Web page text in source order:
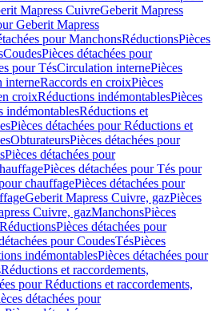
Mapress CuivreGeberit Mapress
Geberit Mapress
pour ManchonsRéductionsPièces
CoudesPièces détachées pour
pour TésCirculation internePièces
interneRaccords en croixPièces
croixRéductions indémontablesPièces
indémontablesRéductions et
Pièces détachées pour Réductions et
ObturateursPièces détachées pour
Pièces détachées pour
Pièces détachées pour Tés pour
chauffagePièces détachées pour
Geberit Mapress Cuivre, gazPièces
Cuivre, gazManchonsPièces
RéductionsPièces détachées pour
pour CoudesTésPièces
indémontablesPièces détachées pour
Réductions et raccordements,
pour Réductions et raccordements,
détachées pour